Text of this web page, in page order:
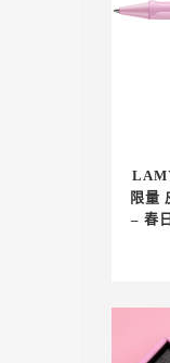
限量
– 春